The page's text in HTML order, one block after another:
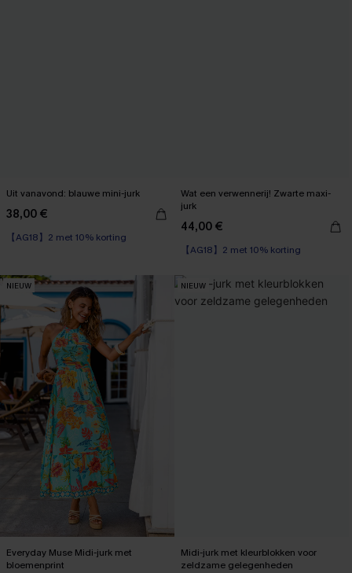
Uit vanavond: blauwe mini-jurk
38,00 €
【AG18】2 met 10% korting
Wat een verwennerij! Zwarte maxi-
jurk
44,00 €
【AG18】2 met 10% korting
NIEUW
Everyday Muse Midi-jurk met
bloemenprint
NIEUW
Midi-jurk met kleurblokken voor
zeldzame gelegenheden